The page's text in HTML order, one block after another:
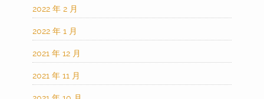
2022 年 2 月
2022 年 1 月
2021 年 12 月
2021 年 11 月